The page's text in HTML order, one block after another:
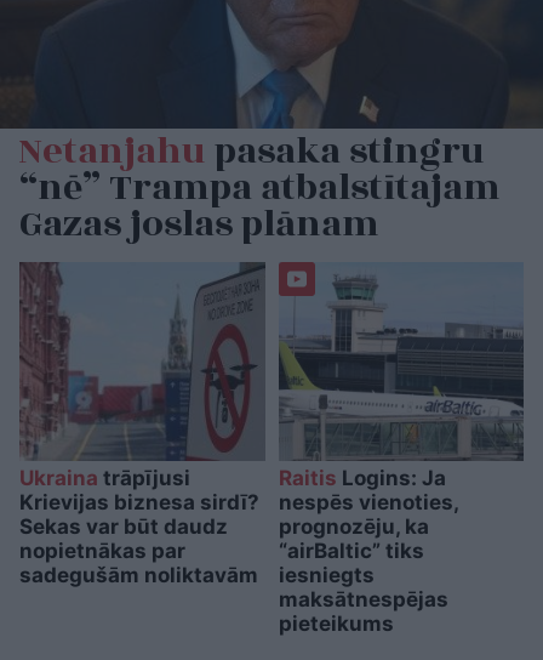
Netanjahupasaka stingru
“nē” Trampa atbalstītajam
Gazas joslas plānam
Ukraina trāpījusi
Krievijas biznesa sirdī?
Sekas var būt daudz
nopietnākas par
sadegušām noliktavām
Raitis Logins: Ja
nespēs vienoties,
prognozēju, ka
“airBaltic” tiks
iesniegts
maksātnespējas
pieteikums